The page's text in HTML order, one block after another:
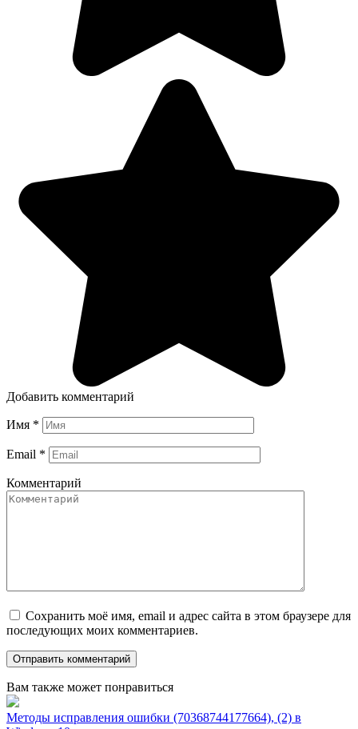
Добавить комментарий
Имя *
Email *
Комментарий
Сохранить моё имя, email и адрес сайта в этом браузере для
последующих моих комментариев.
Вам также может понравиться
Методы исправления ошибки (70368744177664), (2) в